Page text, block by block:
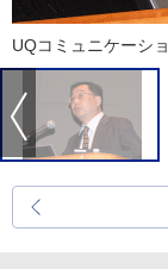
UQコミュニケーシ